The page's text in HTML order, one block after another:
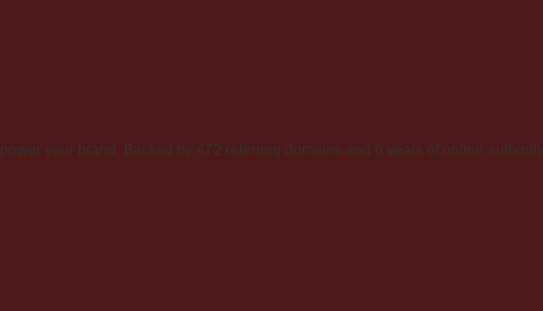
your brand. Backed by 472 referring domains and 6 years of online